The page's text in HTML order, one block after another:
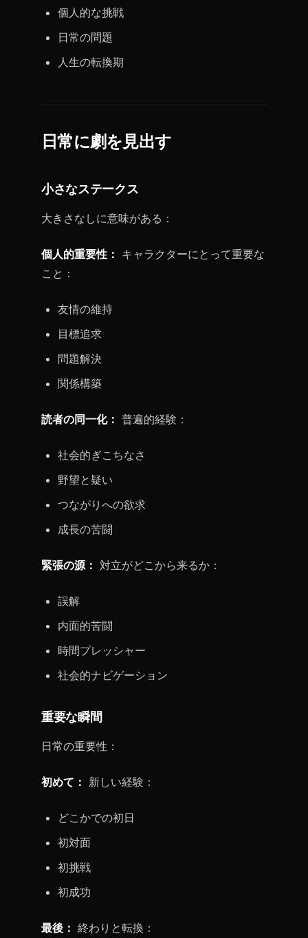
個人的な挑戦
日常の問題
人生の転換期
日常に劇を見出す
小さなステークス
大きさなしに意味がある：
個人的重要性： キャラクターにとって重要な
こと：
友情の維持
目標追求
問題解決
関係構築
読者の同一化： 普遍的経験：
社会的ぎこちなさ
野望と疑い
つながりへの欲求
成長の苦闘
緊張の源： 対立がどこから来るか：
誤解
内面的苦闘
時間プレッシャー
社会的ナビゲーション
重要な瞬間
日常の重要性：
初めて： 新しい経験：
どこかでの初日
初対面
初挑戦
初成功
最後： 終わりと転換：